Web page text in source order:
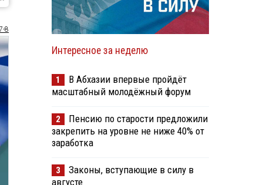
8
Интересное за неделю
1
В Абхазии впервые пройдёт
масштабный молодёжный форум
2
Пенсию по старости предложили
закрепить на уровне не ниже 40% от
заработка
3
Законы, вступающие в силу в
августе